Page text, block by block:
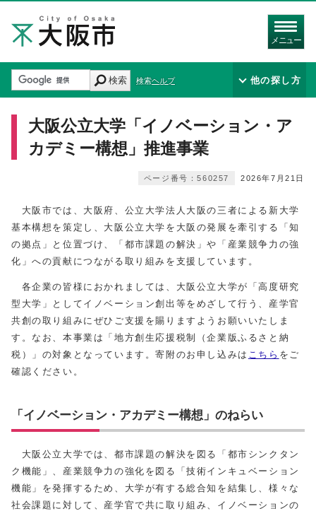
メニュー
検索 検索ヘルプ 他の探し方
大阪公立大学「イノベーション・ア
カデミー構想」推進事業
2026年7月21日
ページ番号：560257
大阪市では、大阪府、公立大学法人大阪の三者による新大学
基本構想を策定し、大阪公立大学を大阪の発展を牽引する「知
の拠点」と位置づけ、「都市課題の解決」や「産業競争力の強
化」への貢献につながる取り組みを支援しています。
各企業の皆様におかれましては、大阪公立大学が「高度研究
型大学」としてイノベーション創出等をめざして行う、産学官
共創の取り組みにぜひご支援を賜りますようお願いいたしま
す。なお、本事業は「地方創生応援税制（企業版ふるさと納
税）」の対象となっています。寄附のお申し込みは こちら をご
確認ください。
「イノベーション・アカデミー構想」のねらい
大阪公立大学では、都市課題の解決を図る「都市シンクタン
ク機能」、産業競争力の強化を図る「技術インキュベーション
機能」を発揮するため、大学が有する総合知を結集し、様々な
社会課題に対して、産学官で共に取り組み、イノベーションの